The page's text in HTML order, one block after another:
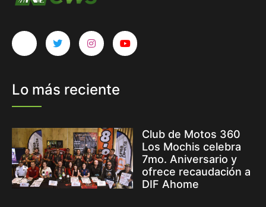
Lo más reciente
Club de Motos 360
Los Mochis celebra
7mo. Aniversario y
ofrece recaudación a
DIF Ahome